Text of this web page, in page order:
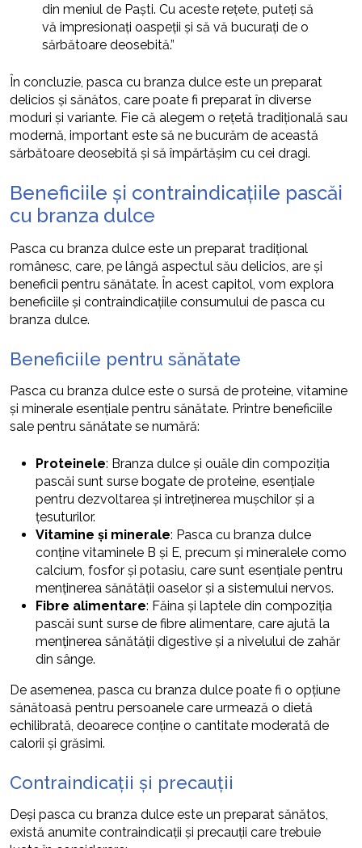
din meniul de Paști. Cu aceste rețete, puteți să
vă impresionați oaspeții și să vă bucurați de o
sărbătoare deosebită.”
În concluzie, pasca cu branza dulce este un preparat
delicios și sănătos, care poate fi preparat în diverse
moduri și variante. Fie că alegem o rețetă tradițională sau
modernă, important este să ne bucurăm de această
sărbătoare deosebită și să împărtășim cu cei dragi.
Beneficiile și contraindicațiile pascăi
cu branza dulce
Pasca cu branza dulce este un preparat tradițional
românesc, care, pe lângă aspectul său delicios, are și
beneficii pentru sănătate. În acest capitol, vom explora
beneficiile și contraindicațiile consumului de pasca cu
branza dulce.
Beneficiile pentru sănătate
Pasca cu branza dulce este o sursă de proteine, vitamine
și minerale esențiale pentru sănătate. Printre beneficiile
sale pentru sănătate se numără:
Proteinele: Branza dulce și ouăle din compoziția
pascăi sunt surse bogate de proteine, esențiale
pentru dezvoltarea și întreținerea mușchilor și a
țesuturilor.
Vitamine și minerale: Pasca cu branza dulce
conține vitaminele B și E, precum și mineralele como
calcium, fosfor și potasiu, care sunt esențiale pentru
menținerea sănătății oaselor și a sistemului nervos.
Fibre alimentare: Făina și laptele din compoziția
pascăi sunt surse de fibre alimentare, care ajută la
menținerea sănătății digestive și a nivelului de zahăr
din sânge.
De asemenea, pasca cu branza dulce poate fi o opțiune
sănătoasă pentru persoanele care urmează o dietă
echilibrată, deoarece conține o cantitate moderată de
calorii și grăsimi.
Contraindicații și precauții
Deși pasca cu branza dulce este un preparat sănătos,
există anumite contraindicații și precauții care trebuie